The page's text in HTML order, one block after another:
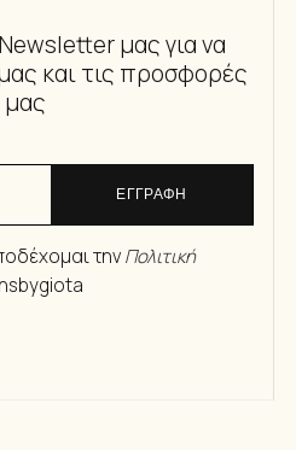
μας για να
και τις προσφορές
μας
ΕΓΓΡΑΦΗ
τηνΠολιτική